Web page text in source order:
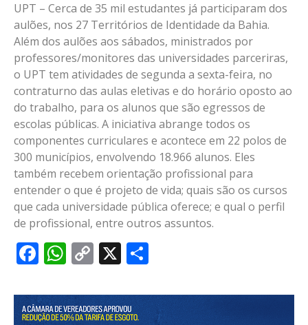
UPT – Cerca de 35 mil estudantes já participaram dos
aulões, nos 27 Territórios de Identidade da Bahia.
Além dos aulões aos sábados, ministrados por
professores/monitores das universidades parceriras,
o UPT tem atividades de segunda a sexta-feira, no
contraturno das aulas eletivas e do horário oposto ao
do trabalho, para os alunos que são egressos de
escolas públicas. A iniciativa abrange todos os
componentes curriculares e acontece em 22 polos de
300 municípios, envolvendo 18.966 alunos. Eles
também recebem orientação profissional para
entender o que é projeto de vida; quais são os cursos
que cada universidade pública oferece; e qual o perfil
de profissional, entre outros assuntos.
Facebook
WhatsApp
Copy
X